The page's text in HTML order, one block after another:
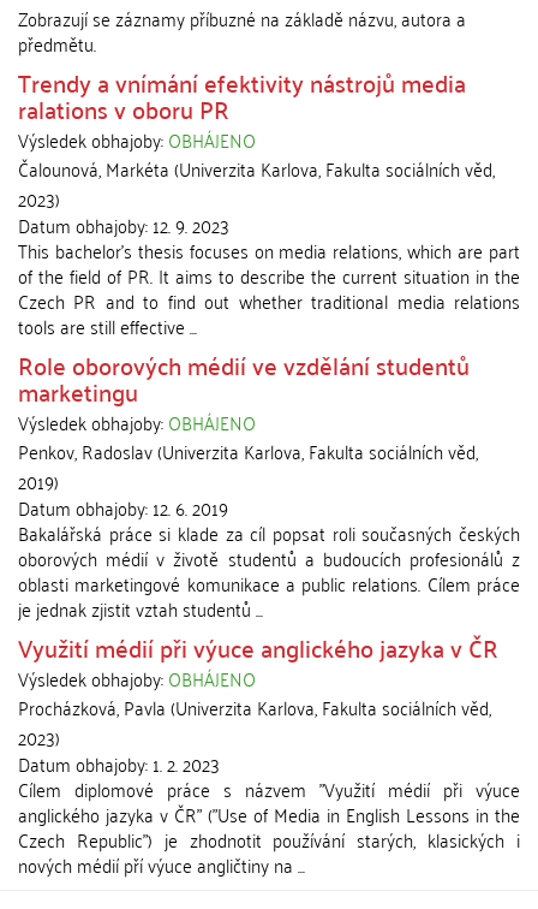
Zobrazují se záznamy příbuzné na základě názvu, autora a
předmětu.
Trendy a vnímání efektivity nástrojů media
ralations v oboru PR
Výsledek obhajoby:OBHÁJENO
Čalounová, Markéta(Univerzita Karlova, Fakulta sociálních věd,
2023)
Datum obhajoby:12. 9. 2023
This bachelor's thesis focuses on media relations, which are part
of the field of PR. It aims to describe the current situation in the
Czech PR and to find out whether traditional media relations
tools are still effective ...
Role oborových médií ve vzdělání studentů
marketingu
Výsledek obhajoby:OBHÁJENO
Penkov, Radoslav(Univerzita Karlova, Fakulta sociálních věd,
2019)
Datum obhajoby:12. 6. 2019
Bakalářská práce si klade za cíl popsat roli současných českých
oborových médií v životě studentů a budoucích profesionálů z
oblasti marketingové komunikace a public relations. Cílem práce
je jednak zjistit vztah studentů ...
Využití médií při výuce anglického jazyka v ČR
Výsledek obhajoby:OBHÁJENO
Procházková, Pavla(Univerzita Karlova, Fakulta sociálních věd,
2023)
Datum obhajoby:1. 2. 2023
Cílem diplomové práce s názvem "Využití médií při výuce
anglického jazyka v ČR" ("Use of Media in English Lessons in the
Czech Republic") je zhodnotit používání starých, klasických i
nových médií pří výuce angličtiny na ...